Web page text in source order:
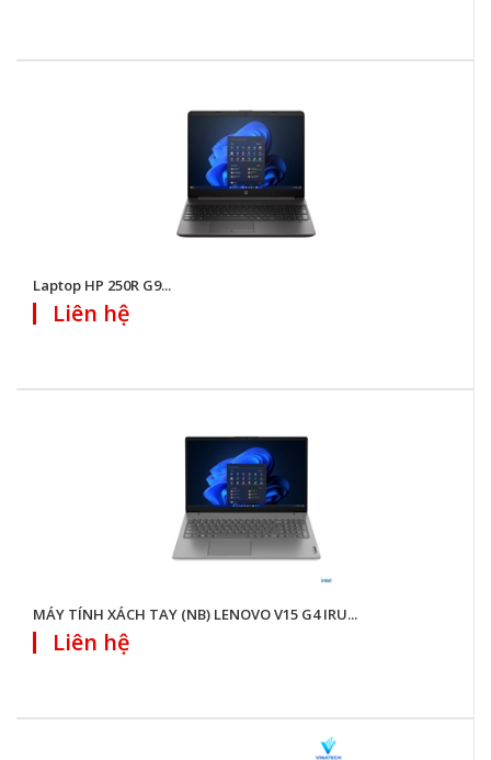
Laptop HP 250R G9...
Liên hệ
MÁY TÍNH XÁCH TAY (NB) LENOVO V15 G4 IRU...
Liên hệ